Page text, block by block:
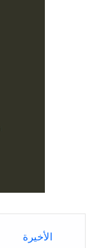
الأخيرة